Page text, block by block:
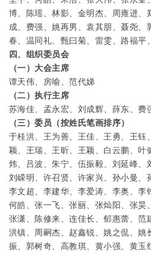
博、陈瑶、林影、金明杰、周雍进、
成、费强、姚再男、袁其朋、聂尧、
春、温同礼、甄曰菊、雷雯、路福平
四、组织委员会
（一）大会主席
谭天伟、房喻、范代娣
（二）执行主席
苏海佳、孟永宏、刘成辉、薛东、费
（三）委员（按姓氏笔画排序）
于桂洪、王为善、王佳、王勇、王钰
颖、王瑞、王昕、王颖、白云鹏、叶
炜、吕波、朱宁、伍振毅、刘延峰、
刘嵘明、许召贤、许家兴、孙小曼、
李文超、李建华、李爱涛、李奥、李
何皓、张一飞、张丽、张灿阳、张昊
张潇、陈修来、连佳长、郁惠蕾、范
洪镇、周嗣杰、赵鑫锐、姚之侃、姚
振、郭树奇、高教琪、黄小强、黄玉